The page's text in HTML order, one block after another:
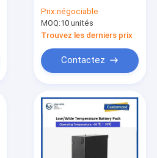
Prix:négociable
MOQ:10 unités
Trouvez les derniers prix
Contactez